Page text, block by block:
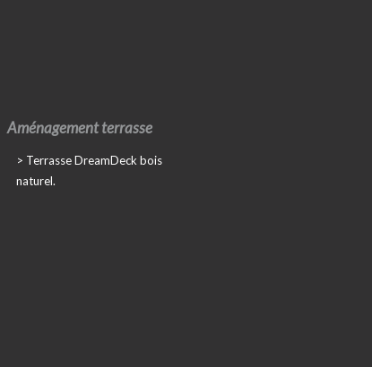
Aménagement terrasse
Terrasse DreamDeck bois
naturel.